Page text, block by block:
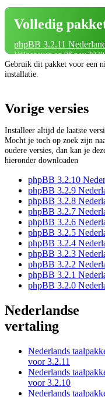
Volledig
phpBB 3.2.11
Vrijgegeven op 06 nov
Gebruik dit pakket voor een
installatie.
Vorige versies
Installeer altijd de laatste
Mocht je toch op zoek zijn
oudere versies, dan kan je
hieronder downloaden
phpBB 3.2.10
phpBB 3.2.9
phpBB 3.2.8
phpBB 3.2.7
phpBB 3.2.6
phpBB 3.2.5
phpBB 3.2.4
phpBB 3.2.3
phpBB 3.2.2
phpBB 3.2.1
phpBB 3.2.0
Nederlandse
vertaling
Nederlands
voor 3.2.11
Nederlands
voor 3.2.10
Nederlands